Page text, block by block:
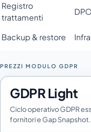
Registro
trattamenti
Backup & restore
PREZZI MODULO GDPR
GDPR Light
Ciclo operativo GDPR
fornitori e Gap Snapshot.